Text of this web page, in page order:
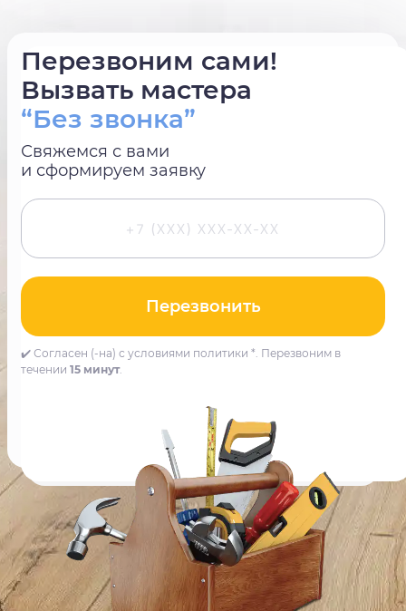
Перезвоним сами!
Вызвать мастера
“Без звонка”
Свяжемся с вами
и сформируем заявку
Перезвонить
✔️ Согласен (-на) с условиями политики *. Перезвоним в
течении 15 минут.